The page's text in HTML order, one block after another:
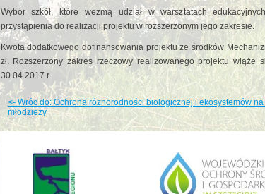
Wybór szkół, które wezmą udział w warsztatach
przystąpienia do realizacji projektu w rozszerzonym jego zakresie.
Kwota dodatkowego dofinansowania projektu ze środków
zł. Rozszerzony zakres rzeczowy realizowanego projektu
30.04.2017 r.
<- Wróc do: Ochrona różnorodności biologicznej i ekosystemów
młodzieży